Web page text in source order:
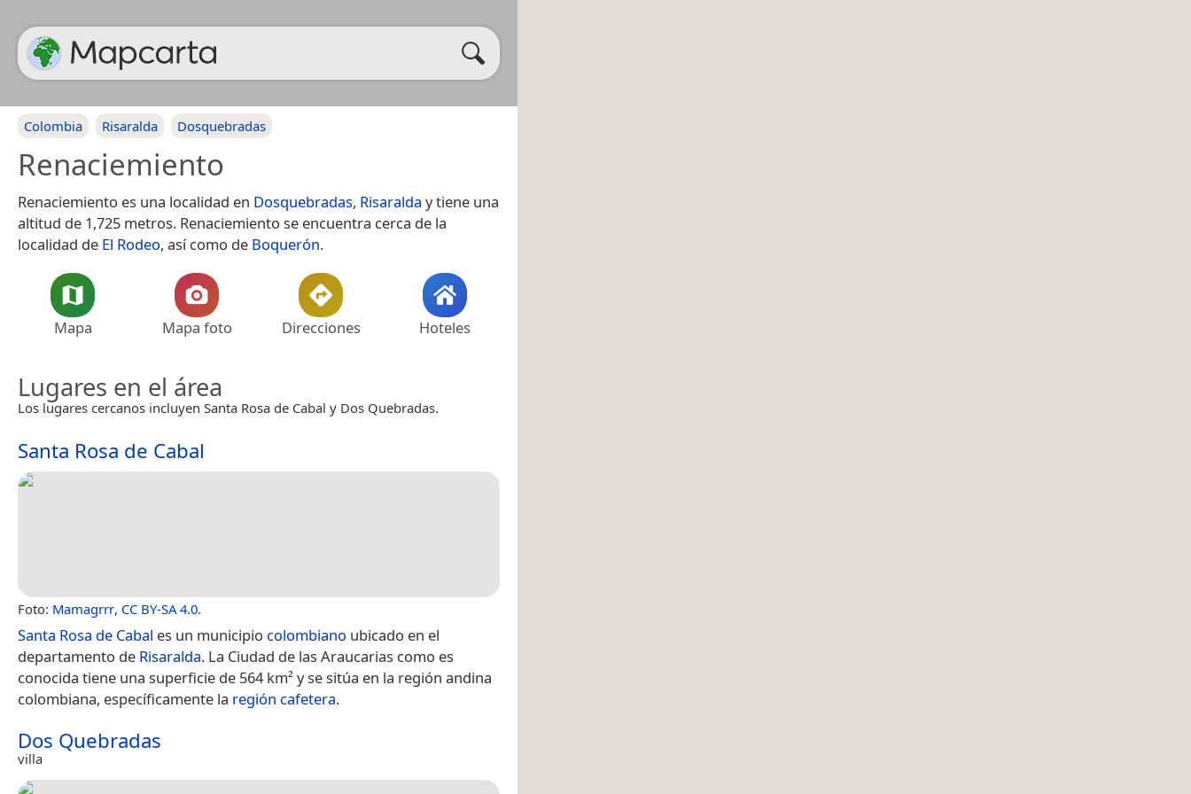
Colombia Risaralda Dosquebradas
Renaciemiento
Renaciemiento es una localidad en Dosquebradas, Risaralda y tiene una
altitud de 1,725 metros. Renaciemiento se encuentra cerca de la
localidad de El Rodeo, así como de Boquerón.
Mapa Mapa foto Direcciones Hoteles
Lugares en el área
Los lugares cercanos incluyen Santa Rosa de Cabal y Dos Quebradas.
Santa Rosa de Cabal
Foto: Mamagrrr, CC BY-SA 4.0.
Santa Rosa de Cabal es un municipio colombiano ubicado en el
departamento de Risaralda. La Ciudad de las Araucarias como es
conocida tiene una superficie de 564 km² y se sitúa en la región andina
colombiana, específicamente la región cafetera.
Dos Quebradas
villa